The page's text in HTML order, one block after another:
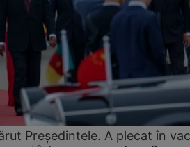
Președintele. A plecat în